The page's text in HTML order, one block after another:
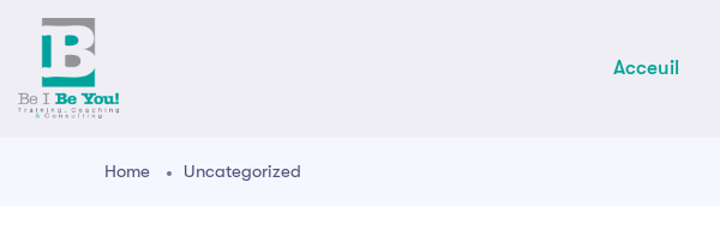
Acceuil
Home Uncategorized